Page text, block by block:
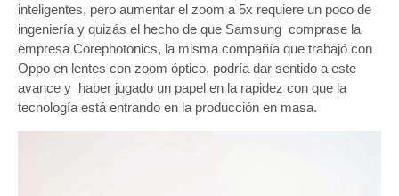
inteligentes, pero aumentar el zoom a 5x requiere un poco de
ingeniería y quizás el hecho de que Samsung comprase la
empresa Corephotonics, la misma compañía que trabajó con
Oppo en lentes con zoom óptico, podría dar sentido a este
avance y haber jugado un papel en la rapidez con que la
tecnología está entrando en la producción en masa.